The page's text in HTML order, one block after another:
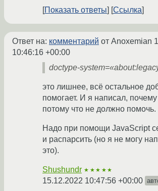
Показать ответы
Ссылка
Ответ на: комментарий от Anoxemian
10:46:16 +00:00
doctype-
это лишнее, всё остальное
помогает. И я написал, почему
потому что не должно помочь.
Надо при помощи JavaScript
и распарсить (но я не могу
это).
Shushundr ★★★★★
15.12.2022 10:47:56 +00:00